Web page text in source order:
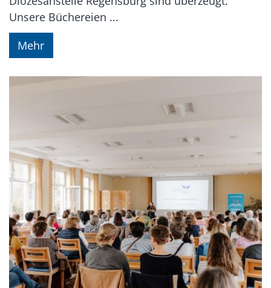
Unsere Büchereien ...
Mehr